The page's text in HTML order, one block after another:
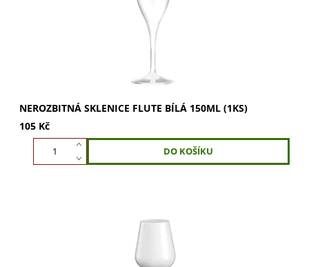
NEROZBITNÁ SKLENICE FLUTE BÍLÁ 150ML (1KS)
105 Kč
Nerozbitná sklenice na víno 470ml v elegantní bílé barvě.
Ideální pro víno i šampaňské. Podpoří rozvoj vůní a
vychutnání bublinek. Objednejte si...